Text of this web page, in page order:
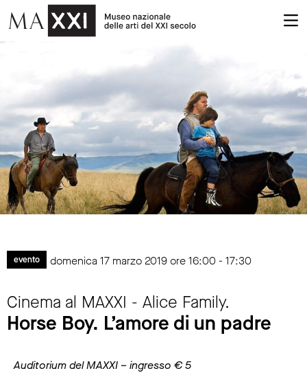
evento domenica 17 marzo 2019 ore 16:00 - 17:30
Cinema al MAXXI - Alice Family.
Horse Boy. L’amore di un padre
Auditorium del MAXXI – ingresso € 5